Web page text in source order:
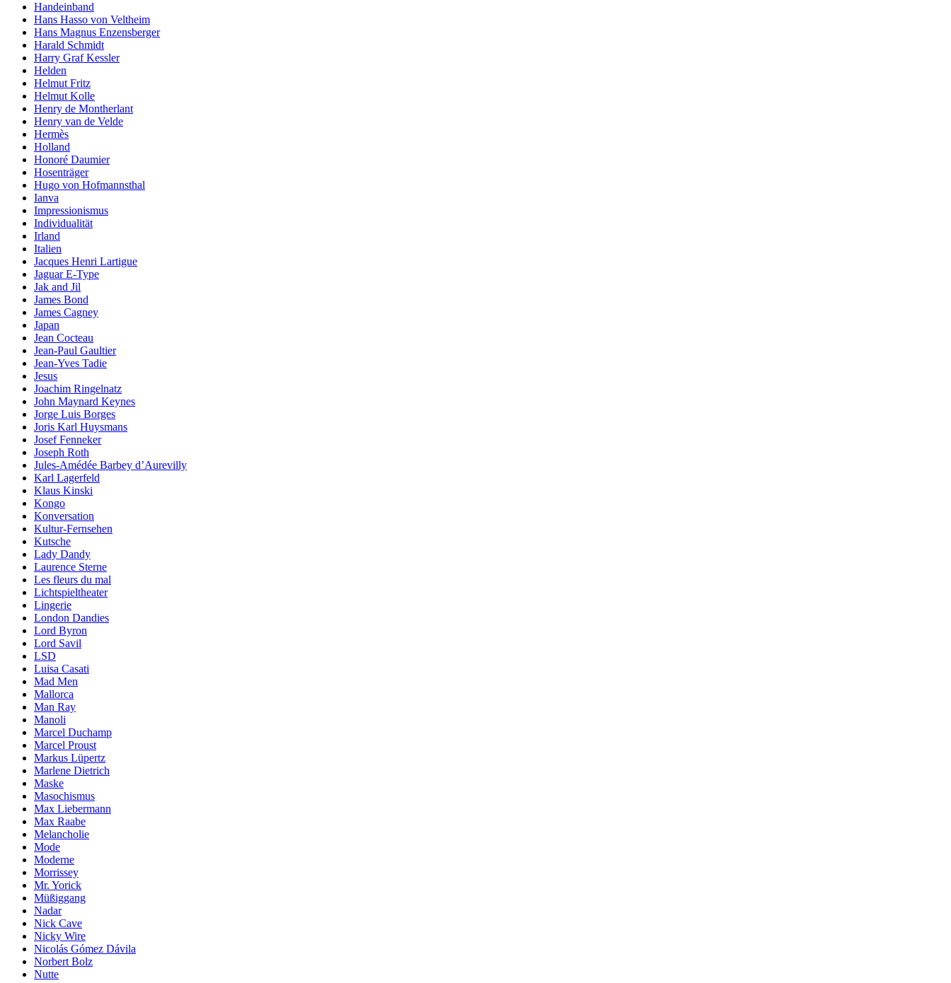
Handeinband
Hans Hasso von Veltheim
Hans Magnus Enzensberger
Harald Schmidt
Harry Graf Kessler
Helden
Helmut Fritz
Helmut Kolle
Henry de Montherlant
Henry van de Velde
Hermès
Holland
Honoré Daumier
Hosenträger
Hugo von Hofmannsthal
Ianva
Impressionismus
Individualität
Irland
Italien
Jacques Henri Lartigue
Jaguar E-Type
Jak and Jil
James Bond
James Cagney
Japan
Jean Cocteau
Jean-Paul Gaultier
Jean-Yves Tadie
Jesus
Joachim Ringelnatz
John Maynard Keynes
Jorge Luis Borges
Joris Karl Huysmans
Josef Fenneker
Joseph Roth
Jules-Amédée Barbey d’Aurevilly
Karl Lagerfeld
Klaus Kinski
Kongo
Konversation
Kultur-Fernsehen
Kutsche
Lady Dandy
Laurence Sterne
Les fleurs du mal
Lichtspieltheater
Lingerie
London Dandies
Lord Byron
Lord Savil
LSD
Luisa Casati
Mad Men
Mallorca
Man Ray
Manoli
Marcel Duchamp
Marcel Proust
Markus Lüpertz
Marlene Dietrich
Maske
Masochismus
Max Liebermann
Max Raabe
Melancholie
Mode
Moderne
Morrissey
Mr. Yorick
Müßiggang
Nadar
Nick Cave
Nicky Wire
Nicolás Gómez Dávila
Norbert Bolz
Nutte